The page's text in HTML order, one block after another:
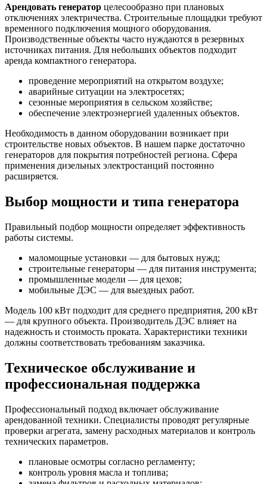
Арендовать генератор целесообразно при плановых
отключениях электричества. Строительные площадки требуют
временного подключения мощного оборудования.
Производственные объекты часто нуждаются в резервных
источниках питания. Для небольших объектов подходит
аренда компактного генератора.
проведение мероприятий на открытом воздухе;
аварийные ситуации на электросетях;
сезонные мероприятия в сельском хозяйстве;
обеспечение электроэнергией удаленных объектов.
Необходимость в данном оборудовании возникает при
строительстве новых объектов. В нашем парке достаточно
генераторов для покрытия потребностей региона. Сфера
применения дизельных электростанций постоянно
расширяется.
Выбор мощности и типа генератора
Правильный подбор мощности определяет эффективность
работы системы.
маломощные установки — для бытовых нужд;
строительные генераторы — для питания инструмента;
промышленные модели — для цехов;
мобильные ДЭС — для выездных работ.
Модель 100 кВт подходит для среднего предприятия, 200 кВт
— для крупного объекта. Производитель ДЭС влияет на
надежность и стоимость проката. Характеристики техники
должны соответствовать требованиям заказчика.
Техническое обслуживание и
профессиональная поддержка
Профессиональный подход включает обслуживание
арендованной техники. Специалисты проводят регулярные
проверки агрегата, замену расходных материалов и контроль
технических параметров.
плановые осмотры согласно регламенту;
контроль уровня масла и топлива;